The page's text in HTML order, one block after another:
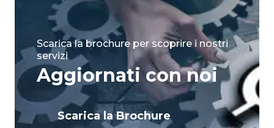
Scarica la brochure per scoprire i nostri
servizi
Aggiornati con noi
Scarica la Brochure